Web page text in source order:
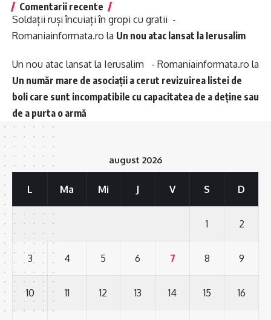
Comentarii recente
Soldații ruși încuiați în gropi cu gratii -
Romaniainformata.ro la Un nou atac lansat la Ierusalim
Un nou atac lansat la Ierusalim - Romaniainformata.ro la
Un număr mare de asociații a cerut revizuirea listei de
boli care sunt incompatibile cu capacitatea de a deține sau
de a purta o armă
august 2026
L Ma Mi J V S D
1 2
3 4 5 6 7 8 9
10 11 12 13 14 15 16